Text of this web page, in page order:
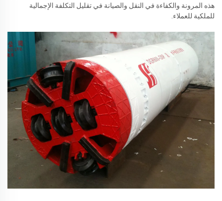
هذه المرونة والكفاءة في النقل والصيانة في تقليل التكلفة الإجمالية
للملكية للعملاء.